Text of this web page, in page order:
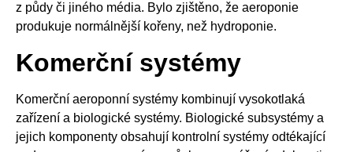
z půdy či jiného média. Bylo zjištěno, že aeroponie
produkuje normálnější kořeny, než hydroponie.
Komerční systémy
Komerční aeroponní systémy kombinují vysokotlaká
zařízení a biologické systémy. Biologické subsystémy a
jejich komponenty obsahují kontrolní systémy odtékající